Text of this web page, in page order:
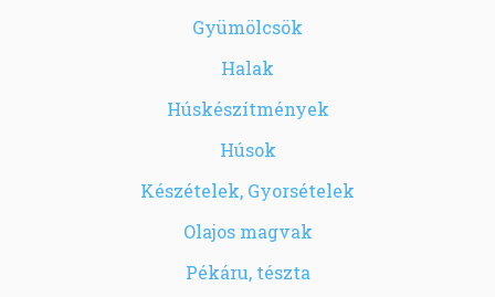
Gyümölcsök
Halak
Húskészítmények
Húsok
Készételek, Gyorsételek
Olajos magvak
Pékáru, tészta